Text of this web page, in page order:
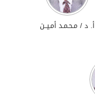
أ. د / مـحـمـد أمـيــن